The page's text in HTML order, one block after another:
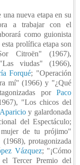
nueva etapa en su
a trabajar con el
como guionista
prolífica etapa son
Citroën" (1967),
viudas" (1966),
Forqué; "Operación
mí" (1966) y "¿Qué
por Paco
"Los chicos del
y galardonada
del Espectáculo;
de tu prójimo"
protagonizada
Vázquez; "¡Cómo
Tercer Premio del